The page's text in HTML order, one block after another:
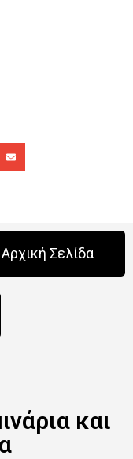
Σελίδα
και